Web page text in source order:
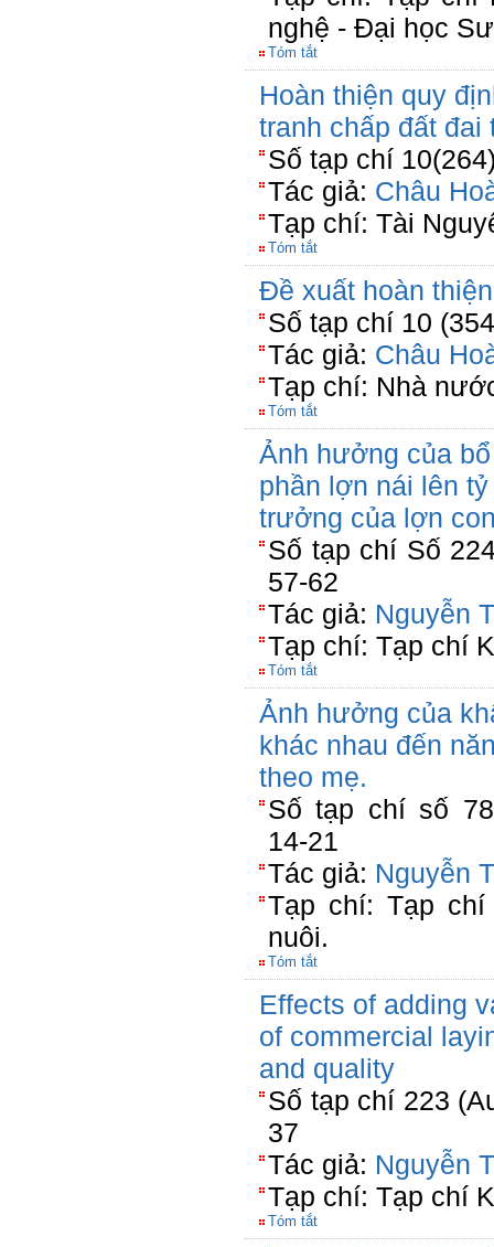
nghệ - Đại học
Tóm tắt
Hoàn thiện quy
tranh chấp đất đai
Số tạp chí
Tác giả: Châu
Tạp chí: Tài
Tóm tắt
Đề xuất hoàn
Số tạp chí 10
Tác giả: Châu
Tạp chí: Nhà
Tóm tắt
Ảnh hưởng của
phần lợn nái lên
trưởng của lợn
Số tạp chí Số
57-62
Tác giả: Nguyễn
Tạp chí: Tạp chí
Tóm tắt
Ảnh hưởng của
khác nhau đến
theo mẹ.
Số tạp chí số
14-21
Tác giả: Nguyễn
Tạp chí: Tạp chí
nuôi.
Tóm tắt
Effects of adding
of commercial
and quality
Số tạp chí 223
37
Tác giả: Nguyễn
Tạp chí: Tạp chí
Tóm tắt